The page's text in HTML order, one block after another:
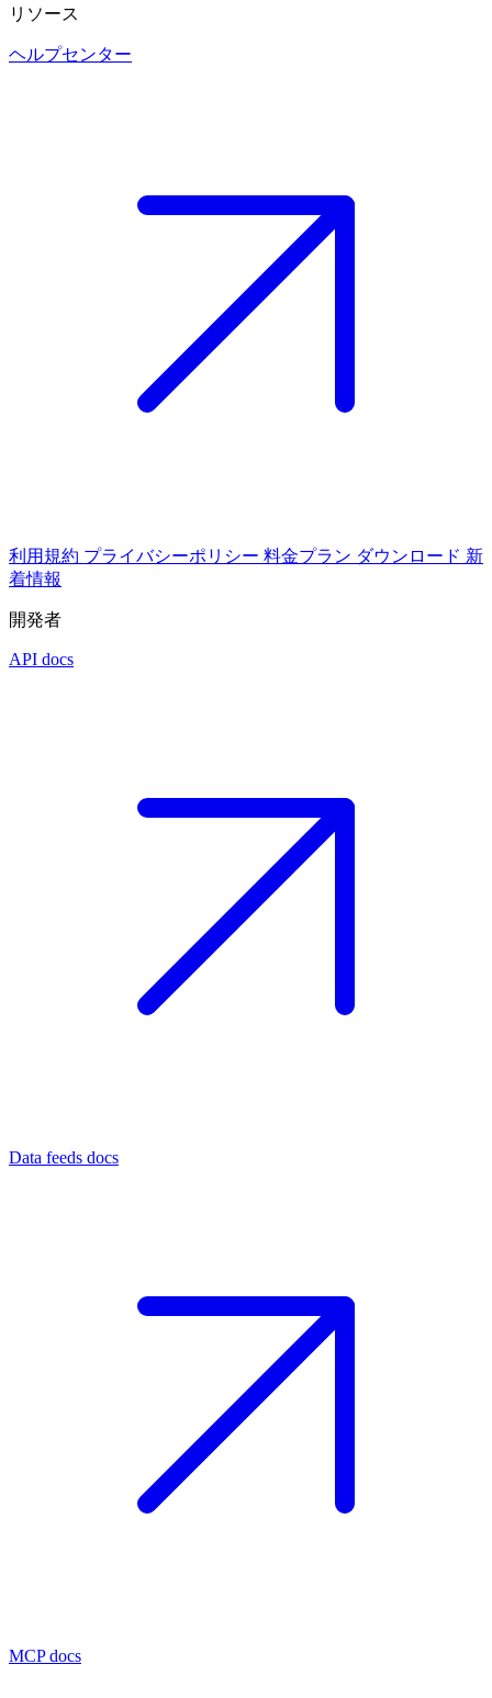
リソース
ヘルプセンター
利用規約 プライバシーポリシー 料金プラン ダウンロード 新
着情報
開発者
API docs
Data feeds docs
MCP docs